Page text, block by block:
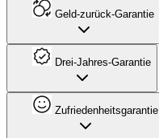
Geld-zurück-Garantie
Drei-Jahres-Garantie
Zufriedenheitsgarantie